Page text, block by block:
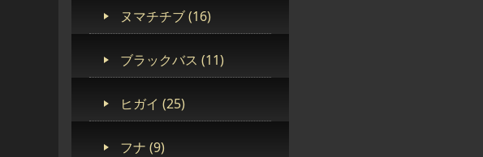
ヌマチチブ (16)
ブラックバス (11)
ヒガイ (25)
フナ (9)